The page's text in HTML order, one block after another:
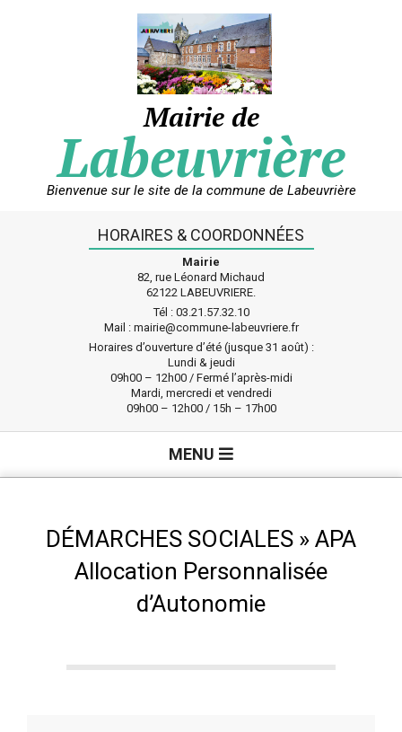
Mairie de
Labeuvrière
Bienvenue sur le site de la commune de Labeuvrière
HORAIRES & COORDONNÉES
Mairie
82, rue Léonard Michaud
62122 LABEUVRIERE.
Tél : 03.21.57.32.10
Mail : mairie@commune-labeuvriere.fr
Horaires d’ouverture d’été (jusque 31 août) :
Lundi & jeudi
09h00 – 12h00 / Fermé l’après-midi
Mardi, mercredi et vendredi
09h00 – 12h00 / 15h – 17h00
MENU
DÉMARCHES SOCIALES » APA
Allocation Personnalisée
d’Autonomie